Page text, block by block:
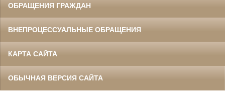
ОБРАЩЕНИЯ ГРАЖДАН
ВНЕПРОЦЕССУАЛЬНЫЕ ОБРАЩЕНИЯ
КАРТА САЙТА
ОБЫЧНАЯ ВЕРСИЯ САЙТА